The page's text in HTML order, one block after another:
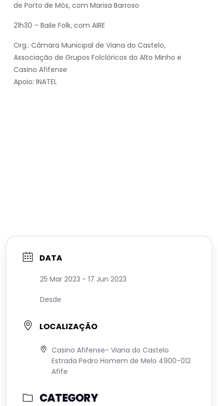
de Porto de Mós, com Marisa Barroso
21h30 – Baile Folk, com AIRE
Org.: Câmara Municipal de Viana do Castelo,
Associação de Grupos Folclóricos do Alto Minho e
Casino Afifense
Apoio: INATEL
DATA
25 Mar 2023 - 17 Jun 2023
Desde
LOCALIZAÇÃO
Casino Afifense- Viana do Castelo
Estrada Pedro Homem de Melo 4900-012
Afife
CATEGORY